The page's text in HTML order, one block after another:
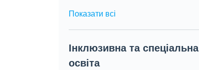
Показати всі
Інклюзивна та спеціальна
освіта